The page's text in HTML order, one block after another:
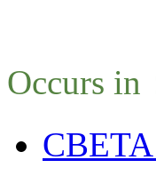
Occurs in